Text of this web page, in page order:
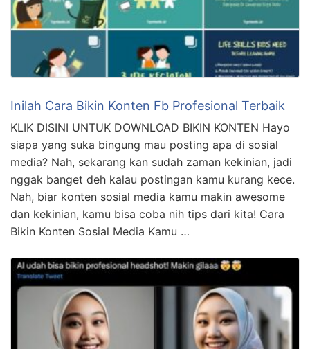
Inilah Cara Bikin Konten Fb Profesional Terbaik
KLIK DISINI UNTUK DOWNLOAD BIKIN KONTEN Hayo
siapa yang suka bingung mau posting apa di sosial
media? Nah, sekarang kan sudah zaman kekinian, jadi
nggak banget deh kalau postingan kamu kurang kece.
Nah, biar konten sosial media kamu makin awesome
dan kekinian, kamu bisa coba nih tips dari kita! Cara
Bikin Konten Sosial Media Kamu …